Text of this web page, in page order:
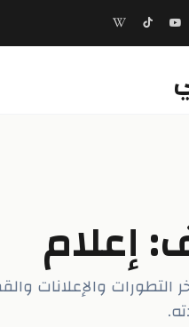
إعلام
التطورات والإعلانات